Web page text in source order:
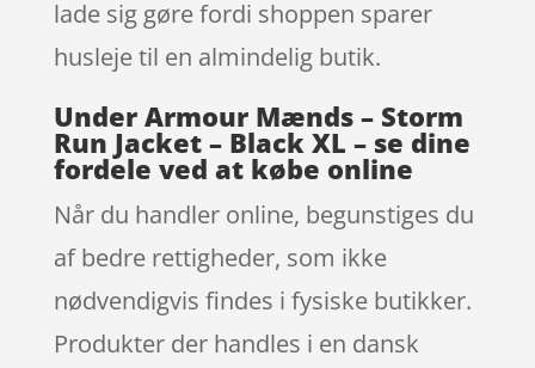
lade sig gøre fordi shoppen sparer
husleje til en almindelig butik.
Under Armour Mænds – Storm
Run Jacket – Black XL – se dine
fordele ved at købe online
Når du handler online, begunstiges du
af bedre rettigheder, som ikke
nødvendigvis findes i fysiske butikker.
Produkter der handles i en dansk